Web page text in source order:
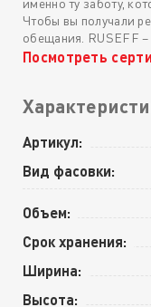
именно ту заботу,
Чтобы вы получали
обещания. RUSEFF
Посмотреть
Артикул:
Вид фасовки:
Объем:
Срок хранения:
Ширина:
Высота: